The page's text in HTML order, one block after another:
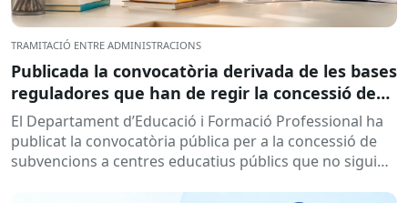
TRAMITACIÓ ENTRE ADMINISTRACIONS
Publicada la convocatòria derivada de les bases
reguladores que han de regir la concessió de
subvencions a centres educatius, per al
desenvolupament de programes de formació i
inserció, durant el curs 2026-2027
El Departament d’Educació i Formació Professional ha
publicat la convocatòria pública per a la concessió de
subvencions a centres educatius públics que no siguin